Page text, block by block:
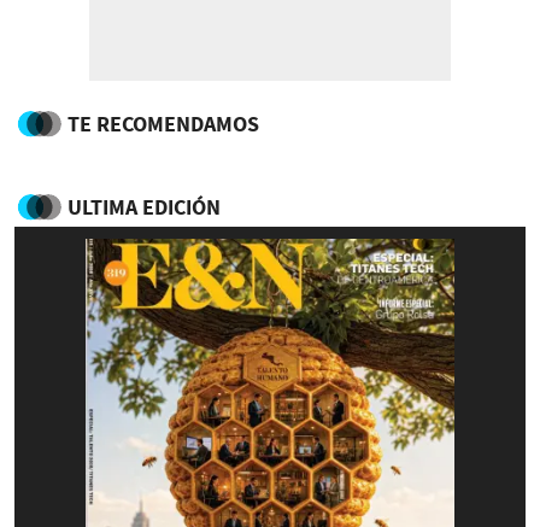
TE RECOMENDAMOS
ULTIMA EDICIÓN